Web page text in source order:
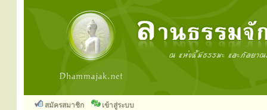
สมัครสมาชิก เข้าสู่ระบบ